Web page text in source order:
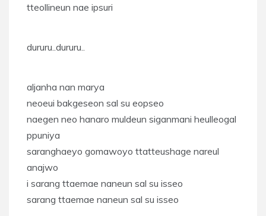
tteollineun nae ipsuri
dururu..dururu..
aljanha nan marya
neoeui bakgeseon sal su eopseo
naegen neo hanaro muldeun siganmani heulleogal
ppuniya
saranghaeyo gomawoyo ttatteushage nareul
anajwo
i sarang ttaemae naneun sal su isseo
sarang ttaemae naneun sal su isseo